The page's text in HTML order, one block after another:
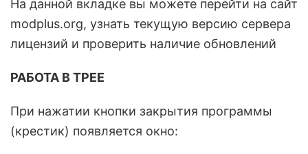
На данной вкладке вы можете перейти на сайт
modplus.org, узнать текущую версию сервера
лицензий и проверить наличие обновлений
РАБОТА В ТРЕЕ
При нажатии кнопки закрытия программы
(крестик) появляется окно: